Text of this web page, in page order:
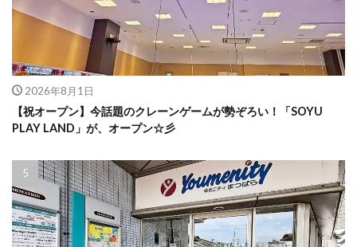
2026年8月1日
【祝オープン】今話題のクレーンゲームが勢ぞろい！「SOYU
PLAY LAND」が、オープン☆彡